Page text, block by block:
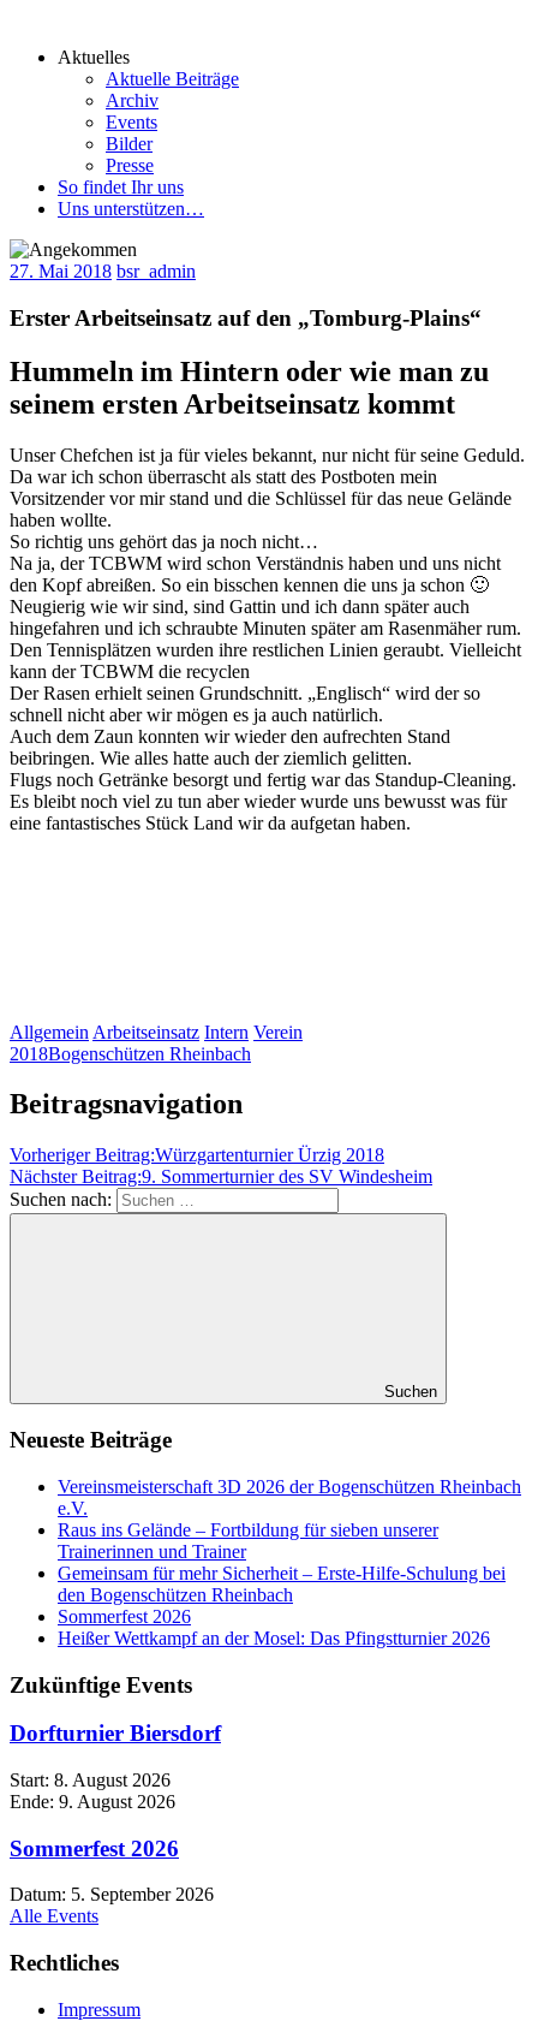
Aktuelles
Aktuelle Beiträge
Archiv
Events
Bilder
Presse
So findet Ihr uns
Uns unterstützen…
27. Mai 2018 bsr_admin
Erster Arbeitseinsatz auf den „Tomburg-Plains“
Hummeln im Hintern oder wie man zu
seinem ersten Arbeitseinsatz kommt
Unser Chefchen ist ja für vieles bekannt, nur nicht für seine Geduld.
Da war ich schon überrascht als statt des Postboten mein
Vorsitzender vor mir stand und die Schlüssel für das neue Gelände
haben wollte.
So richtig uns gehört das ja noch nicht…
Na ja, der TCBWM wird schon Verständnis haben und uns nicht
den Kopf abreißen. So ein bisschen kennen die uns ja schon 🙂
Neugierig wie wir sind, sind Gattin und ich dann später auch
hingefahren und ich schraubte Minuten später am Rasenmäher rum.
Den Tennisplätzen wurden ihre restlichen Linien geraubt. Vielleicht
kann der TCBWM die recyclen
Der Rasen erhielt seinen Grundschnitt. „Englisch“ wird der so
schnell nicht aber wir mögen es ja auch natürlich.
Auch dem Zaun konnten wir wieder den aufrechten Stand
beibringen. Wie alles hatte auch der ziemlich gelitten.
Flugs noch Getränke besorgt und fertig war das Standup-Cleaning.
Es bleibt noch viel zu tun aber wieder wurde uns bewusst was für
eine fantastisches Stück Land wir da aufgetan haben.
Allgemein Arbeitseinsatz Intern Verein
2018Bogenschützen Rheinbach
Beitragsnavigation
Vorheriger Beitrag:Würzgartenturnier Ürzig 2018
Nächster Beitrag:9. Sommerturnier des SV Windesheim
Suchen nach:
Suchen
Neueste Beiträge
Vereinsmeisterschaft 3D 2026 der Bogenschützen Rheinbach
e.V.
Raus ins Gelände – Fortbildung für sieben unserer
Trainerinnen und Trainer
Gemeinsam für mehr Sicherheit – Erste-Hilfe-Schulung bei
den Bogenschützen Rheinbach
Sommerfest 2026
Heißer Wettkampf an der Mosel: Das Pfingstturnier 2026
Zukünftige Events
Dorfturnier Biersdorf
Start: 8. August 2026
Ende: 9. August 2026
Sommerfest 2026
Datum: 5. September 2026
Alle Events
Rechtliches
Impressum